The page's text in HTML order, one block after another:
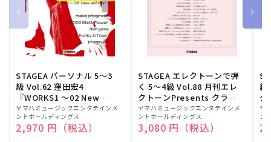
STAGEA パーソナル 5～3
級 Vol.62 窪田宏4
『WORKS1 ～02 New
edition～』
販
売
元:
ヤマハミュージックエンタテインメ
ントホールディングス
通常価格
2,970 円（税込）
STAGEA エレクトーンで弾
く 5～4級 Vol.88 月刊エレ
クトーンPresents クラシ
ック名曲集
販
売
元:
ヤマハミュージックエンタテインメ
ントホールディングス
通常価格
3,080 円（税込）
級
ク
販
売
元:
ヤ
ン